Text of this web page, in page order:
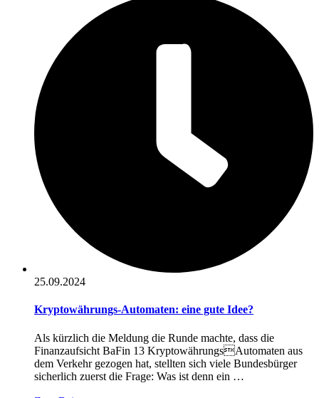
25.09.2024
Kryptowährungs-Automaten: eine gute Idee?
Als kürzlich die Meldung die Runde machte, dass die
Finanzaufsicht BaFin 13 KryptowährungsAutomaten aus
dem Verkehr gezogen hat, stellten sich viele Bundesbürger
sicherlich zuerst die Frage: Was ist denn ein …